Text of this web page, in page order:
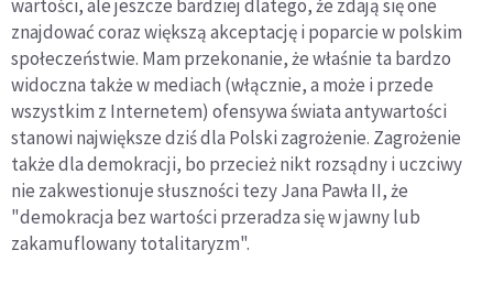
wartości, ale jeszcze bardziej dlatego, że zdają się one
znajdować coraz większą akceptację i poparcie w polskim
społeczeństwie. Mam przekonanie, że właśnie ta bardzo
widoczna także w mediach (włącznie, a może i przede
wszystkim z Internetem) ofensywa świata antywartości
stanowi największe dziś dla Polski zagrożenie. Zagrożenie
także dla demokracji, bo przecież nikt rozsądny i uczciwy
nie zakwestionuje słuszności tezy Jana Pawła II, że
"demokracja bez wartości przeradza się w jawny lub
zakamuflowany totalitaryzm".